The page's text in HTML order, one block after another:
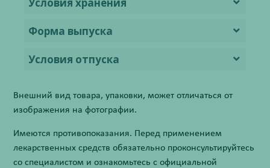
Форма выпуска
Условия отпуска
Внешний вид товара, упаковки, может отличаться от
изображения на фотографии.
Имеются противопоказания. Перед применением
лекарственных средств обязательно проконсультируйтесь
со специалистом и ознакомьтесь с официальной